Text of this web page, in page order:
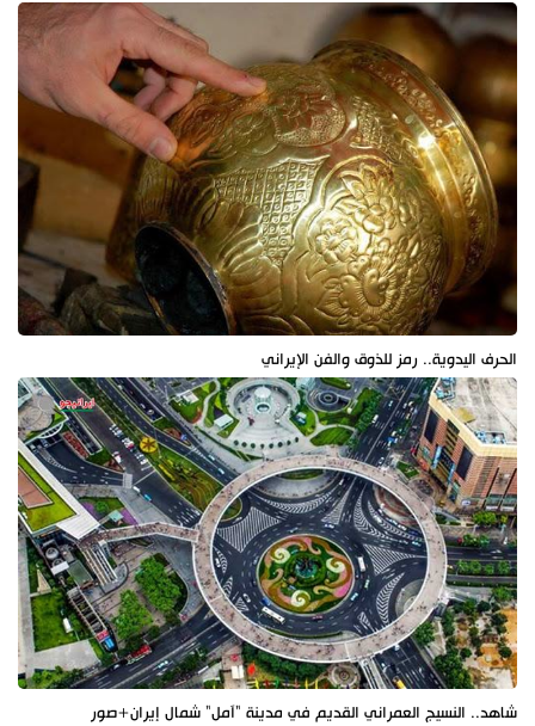
الحرف اليدوية.. رمز للذوق والفن الإيراني
شاهد.. النسيج العمراني القديم في مدينة "آمل" شمال إيران+صور